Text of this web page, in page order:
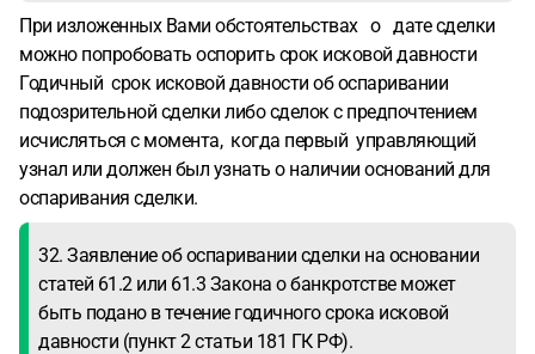
При изложенных Вами обстоятельствах о дате сделки
можно попробовать оспорить срок исковой давности
Годичный срок исковой давности об оспаривании
подозрительной сделки либо сделок с предпочтением
исчисляться с момента, когда первый управляющий
узнал или должен был узнать о наличии оснований для
оспаривания сделки.
32. Заявление об оспаривании сделки на основании
статей 61.2 или 61.3 Закона о банкротстве может
быть подано в течение годичного срока исковой
давности (пункт 2 статьи 181 ГК РФ).